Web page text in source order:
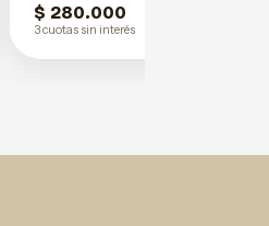
$ 280.000
3 cuotas sin interés